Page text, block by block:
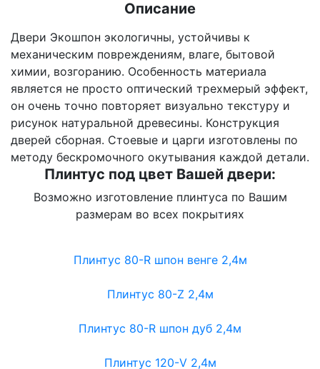
Описание
Двери Экошпон экологичны, устойчивы к
механическим повреждениям, влаге, бытовой
химии, возгоранию. Особенность материала
является не просто оптический трехмерый эффект,
он очень точно повторяет визуально текстуру и
рисунок натуральной древесины. Конструкция
дверей сборная. Стоевые и царги изготовлены по
методу бескромочного окутывания каждой детали.
Плинтус под цвет Вашей двери:
Возможно изготовление плинтуса по Вашим
размерам во всех покрытиях
Плинтус 80-R шпон венге 2,4м
Плинтус 80-Z 2,4м
Плинтус 80-R шпон дуб 2,4м
Плинтус 120-V 2,4м